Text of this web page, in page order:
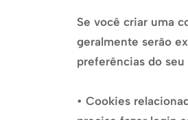
Se você criar uma
geralmente serão
preferências do seu
• Cookies